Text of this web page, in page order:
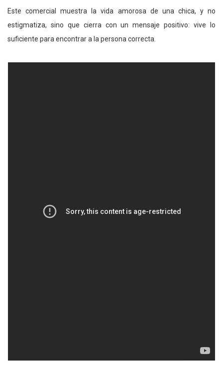
Este comercial muestra la vida amorosa de una chica, y no
estigmatiza, sino que cierra con un mensaje positivo: vive lo
suficiente para encontrar a la persona correcta.